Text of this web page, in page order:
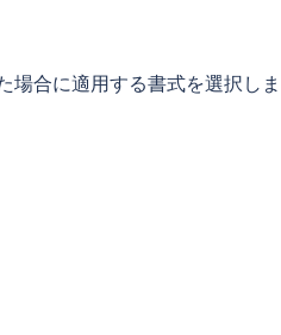
場合に適用する書式を選択しま